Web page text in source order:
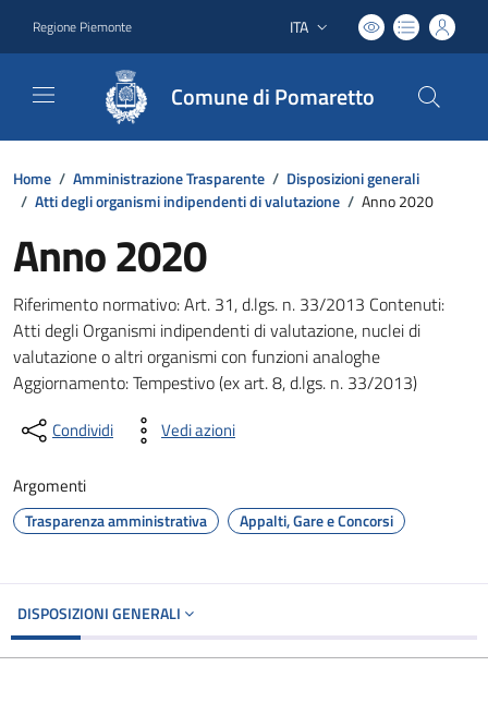
Regione Piemonte Lingua attiva:
ITA
Comune di Pomaretto
Home / Amministrazione Trasparente / Disposizioni generali
/ Atti degli organismi indipendenti di valutazione / Anno 2020
Anno 2020
Riferimento normativo: Art. 31, d.lgs. n. 33/2013 Contenuti:
Atti degli Organismi indipendenti di valutazione, nuclei di
valutazione o altri organismi con funzioni analoghe
Aggiornamento: Tempestivo (ex art. 8, d.lgs. n. 33/2013)
Condividi Vedi azioni
Argomenti
Trasparenza amministrativa Appalti, Gare e Concorsi
DISPOSIZIONI GENERALI